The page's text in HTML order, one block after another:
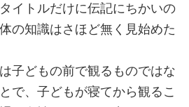
イトルだけに伝記にちかいの
の知識はさほど無く見始めた
子どもの前で観るものではな
で、子どもが寝てから観るこ